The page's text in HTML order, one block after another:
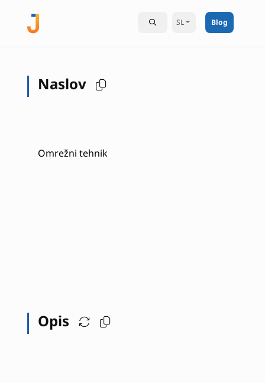
SL Blog
Naslov
Omrežni tehnik
Opis